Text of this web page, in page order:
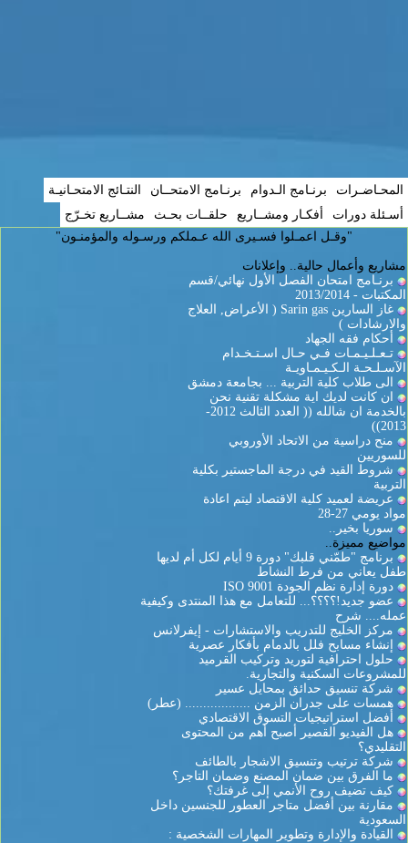
المحـاضـرات برنـامج الـدوام برنـامج الامتحــان
النتـائج الامتحـانيـة
أسـئلة دورات
أفكـار ومشــاريع حلقــات بحـث
مشــاريع تخـرّج
"وقـل اعمـلوا فسـيرى الله عـملكم ورسـوله والمؤمنـون"
مشاريع وأعمال حالية.. وإعلانات
برنـامج امتحان الفصل الأول نهائي/قسم
المكتبات - 2013/2014
غاز السارين Sarin gas ( الأعراض, العلاج
والارشادات )
أحكام فقه الجهاد
تـعـلـيـمـات فـي حـال اسـتـخـدام
الآسـلـحـة الـكـيـمـاويـة
الى طلاب كلية التربية ... بجامعة دمشق
ان كانت لديك اية مشكلة تقنية نحن
بالخدمة ان شالله (( العدد الثالث 2012-
2013))
منح دراسية من الاتحاد الأوروبي
للسوريين
شروط القيد في درجة الماجستير بكلية
التربية
عريضة لعميد كلية الاقتصاد ليتم اعادة
مواد يومي 27-28
سوريا بخير..
مواضيع مميزة..
برنامج "طمّني قلبك" دورة 9 أيام لكل أم لديها
طفل يعاني من فرط النشاط
دورة إدارة نظم الجودة ISO 9001
عضو جديد!؟؟؟؟... للتعامل مع هذا المنتدى وكيفية
عمله.... شرح
مركز الخليج للتدريب والاستشارات - إيفرلانس
إنشاء مسابح فلل بالدمام بأفكار عصرية
حلول احترافية لتوريد وتركيب القرميد
للمشروعات السكنية والتجارية.
شركة تنسيق حدائق بمحايل عسير
همسات على جدران الزمن .................. (عطر)
أفضل استراتيجيات التسوق الاقتصادي
هل الفيديو القصير أصبح أهم من المحتوى
التقليدي؟
شركة ترتيب وتنسيق الاشجار بالطائف
ما الفرق بين ضمان المصنع وضمان التاجر؟
كيف تضيف روح الأنمي إلى غرفتك؟
مقارنة بين أفضل متاجر العطور للجنسين داخل
السعودية
القيادة والإدارة وتطوير المهارات الشخصية :